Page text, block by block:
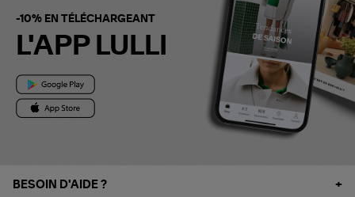
-10% EN TÉLÉCHARGEANT
L'APP LULLI
BESOIN D'AIDE ?